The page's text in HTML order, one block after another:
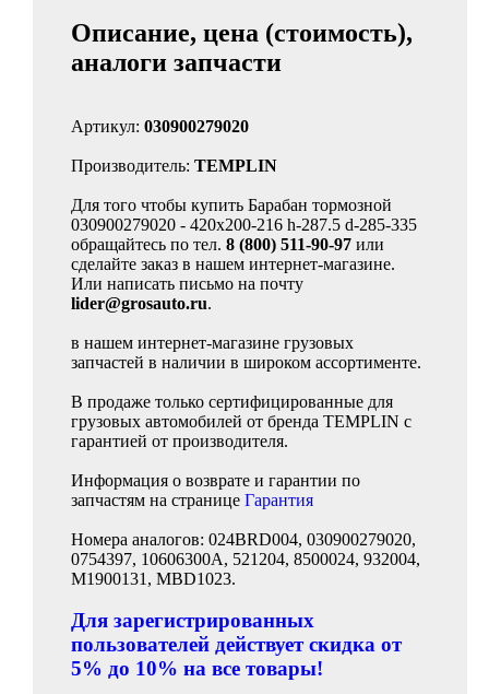
Описание, цена (стоимость),
аналоги запчасти
Артикул: 030900279020
Производитель: TEMPLIN
Для того чтобы купить Барабан тормозной
030900279020 - 420x200-216 h-287.5 d-285-335
обращайтесь по тел. 8 (800) 511-90-97 или
сделайте заказ в нашем интернет-магазине.
Или написать письмо на почту
lider@grosauto.ru.
в нашем интернет-магазине грузовых
запчастей в наличии в широком ассортименте.
В продаже только сертифицированные для
грузовых автомобилей от бренда TEMPLIN с
гарантией от производителя.
Информация о возврате и гарантии по
запчастям на странице Гарантия
Номера аналогов: 024BRD004, 030900279020,
0754397, 10606300A, 521204, 8500024, 932004,
M1900131, MBD1023.
Для зарегистрированных
пользователей действует скидка от
5% до 10% на все товары!